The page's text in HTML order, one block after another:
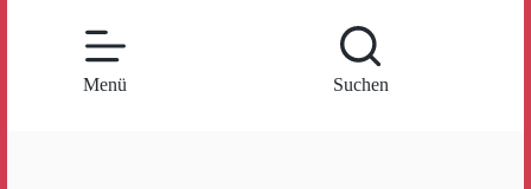
Menü Suchen